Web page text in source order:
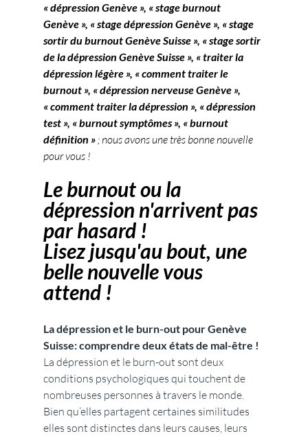
« dépression Genève », « stage burnout
Genève », « stage dépression Genève », « stage
sortir du burnout Genève Suisse », « stage sortir
de la dépression Genève Suisse », « traiter la
dépression légère », « comment traiter le
burnout », « dépression nerveuse Genève »,
« comment traiter la dépression », « dépression
test », « burnout symptômes », « burnout
définition » ; nous avons une très bonne nouvelle
pour vous !
Le burnout ou la
dépression n'arrivent pas
par hasard !
Lisez jusqu'au bout, une
belle nouvelle vous
attend !
La dépression et le burn-out pour Genève
Suisse: comprendre deux états de mal-être !
La dépression et le burn-out sont deux
conditions psychologiques qui touchent de
nombreuses personnes à travers le monde.
Bien qu’elles partagent certaines similitudes
elles sont distinctes dans leurs causes, leurs